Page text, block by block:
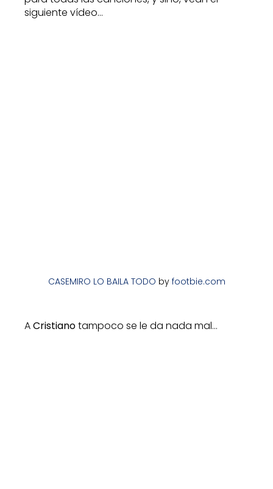
siguiente vídeo…
CASEMIRO LO BAILA TODO by footbie.com
ACristianotampoco se le da nada mal…